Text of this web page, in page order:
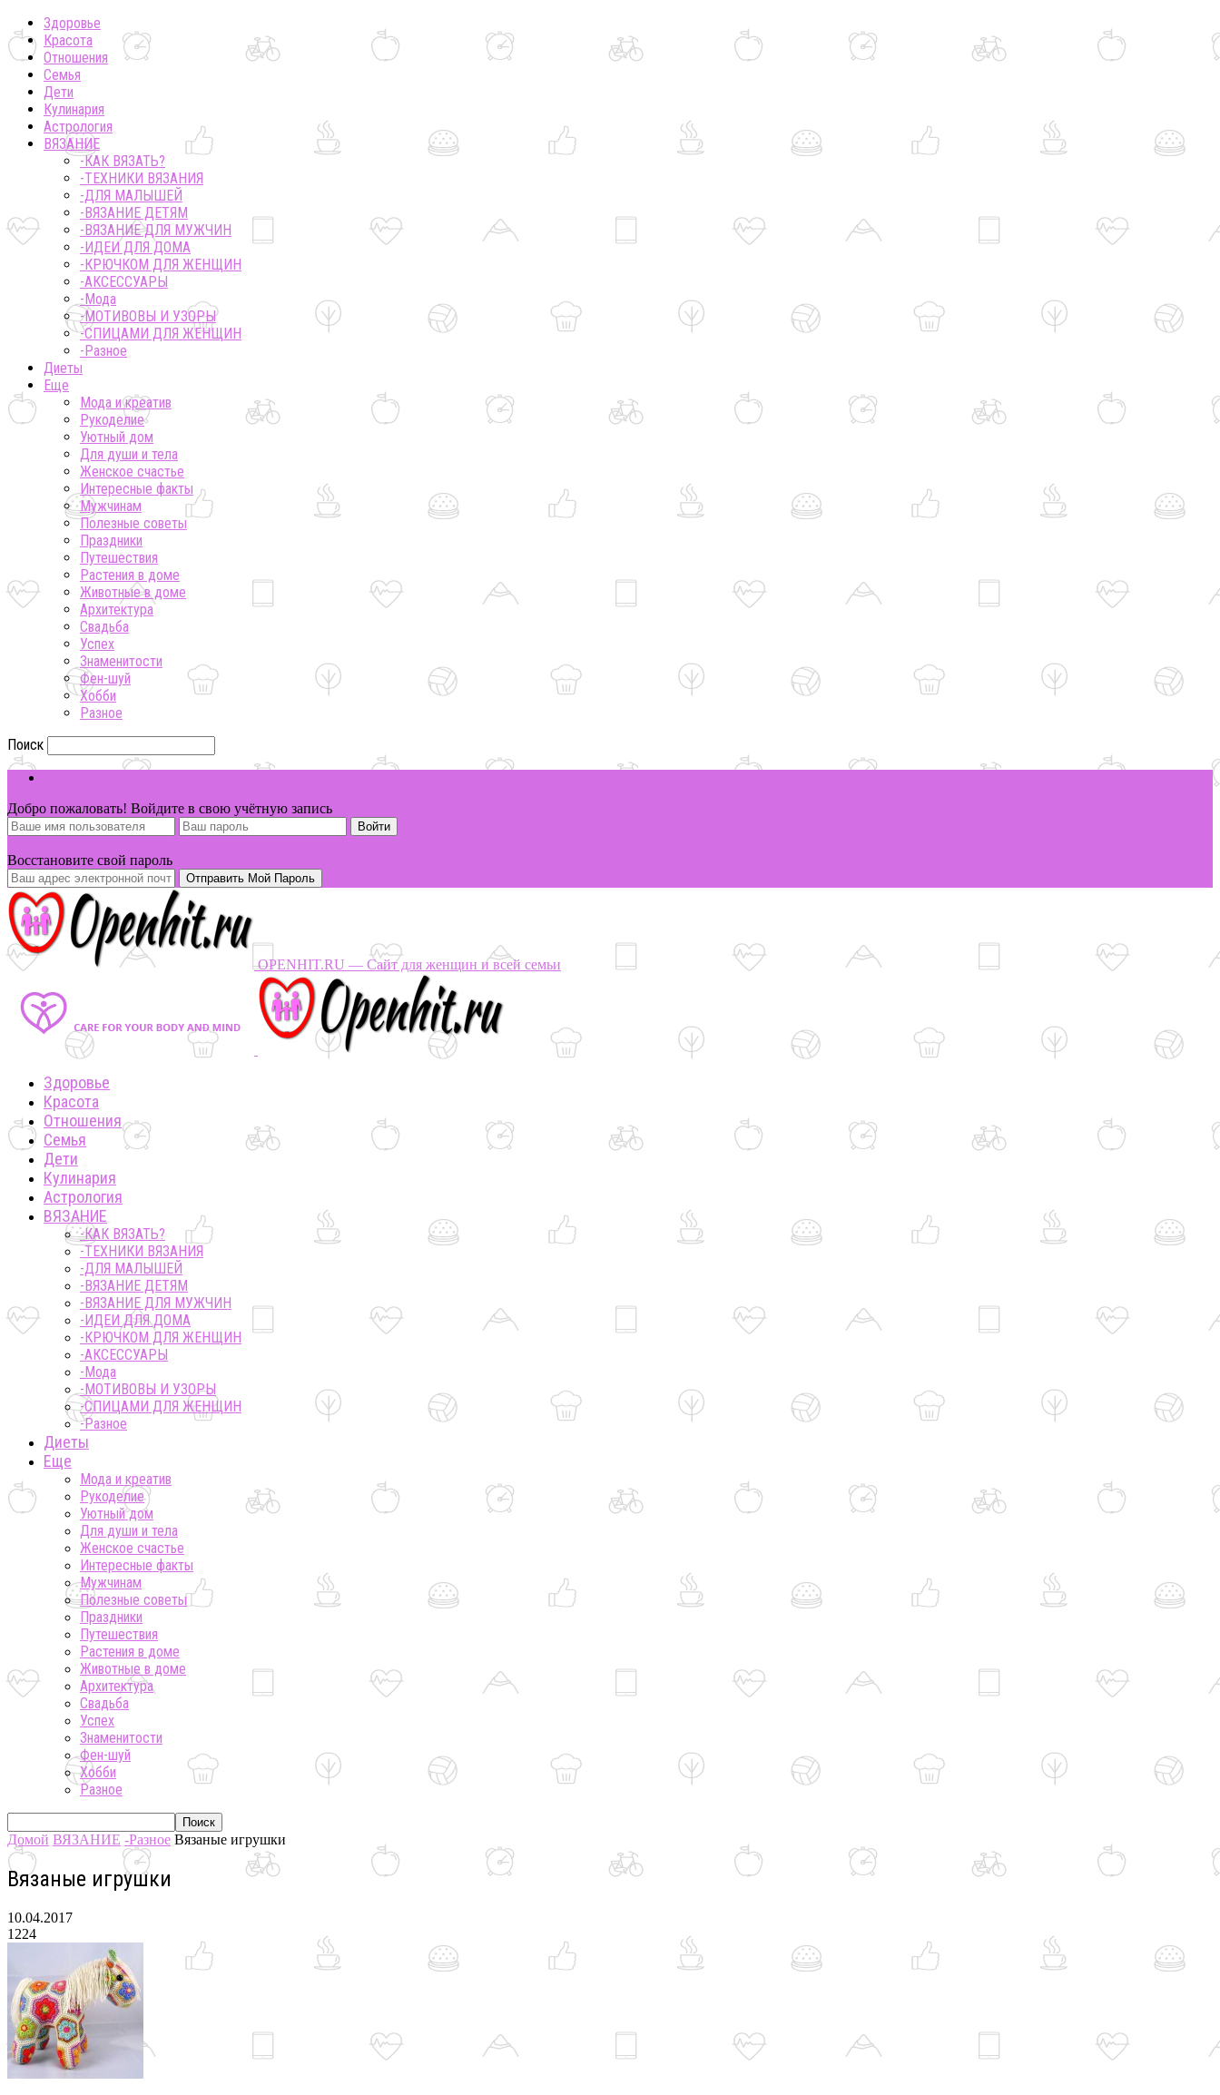
Здоровье
Красота
Отношения
Семья
Дети
Кулинария
Астрология
ВЯЗАНИЕ
-КАК ВЯЗАТЬ?
-ТЕХНИКИ ВЯЗАНИЯ
-ДЛЯ МАЛЫШЕЙ
-ВЯЗАНИЕ ДЕТЯМ
-ВЯЗАНИЕ ДЛЯ МУЖЧИН
-ИДЕИ ДЛЯ ДОМА
-КРЮЧКОМ ДЛЯ ЖЕНЩИН
-AКСЕССУАРЫ
-Мода
-МОТИВОВЫ И УЗОРЫ
-СПИЦАМИ ДЛЯ ЖЕНЩИН
-Разное
Диеты
Еще
Мода и креатив
Рукоделие
Уютный дом
Для души и тела
Женское счастье
Интересные факты
Мужчинам
Полезные советы
Праздники
Путешествия
Растения в доме
Животные в доме
Архитектура
Свадьба
Успех
Знаменитости
Фен-шуй
Хобби
Разное
Поиск
Добро пожаловать! Войдите в свою учётную запись
Восстановите свой пароль
OPENHIT.RU — Сайт для женщин и всей семьи
Здоровье
Красота
Отношения
Семья
Дети
Кулинария
Астрология
ВЯЗАНИЕ
-КАК ВЯЗАТЬ?
-ТЕХНИКИ ВЯЗАНИЯ
-ДЛЯ МАЛЫШЕЙ
-ВЯЗАНИЕ ДЕТЯМ
-ВЯЗАНИЕ ДЛЯ МУЖЧИН
-ИДЕИ ДЛЯ ДОМА
-КРЮЧКОМ ДЛЯ ЖЕНЩИН
-AКСЕССУАРЫ
-Мода
-МОТИВОВЫ И УЗОРЫ
-СПИЦАМИ ДЛЯ ЖЕНЩИН
-Разное
Диеты
Еще
Мода и креатив
Рукоделие
Уютный дом
Для души и тела
Женское счастье
Интересные факты
Мужчинам
Полезные советы
Праздники
Путешествия
Растения в доме
Животные в доме
Архитектура
Свадьба
Успех
Знаменитости
Фен-шуй
Хобби
Разное
Домой ВЯЗАНИЕ -Разное Вязаные игрушки
Вязаные игрушки
10.04.2017
1224